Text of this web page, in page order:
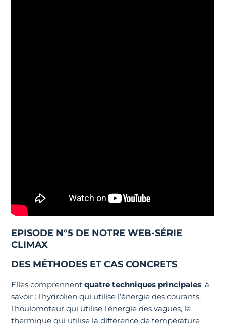
EPISODE N°5 DE NOTREWEB-SÉRIE
CLIMAX
DES MÉTHODES ET CAS CONCRETS
Elles comprennentquatre techniques principales, à
savoir : l’hydrolien qui utilise l’énergie des courants,
l’houlomoteur qui utilise l’énergie des vagues, le
thermique qui utilise la différence de température